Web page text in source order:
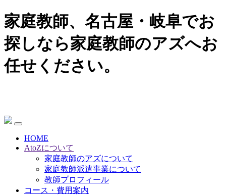
家庭教師、名古屋・岐阜でお
探しなら家庭教師のアズへお
任せください。
HOME
AtoZについて
家庭教師のアズについて
家庭教師派遣事業について
教師プロフィール
コース・費用案内